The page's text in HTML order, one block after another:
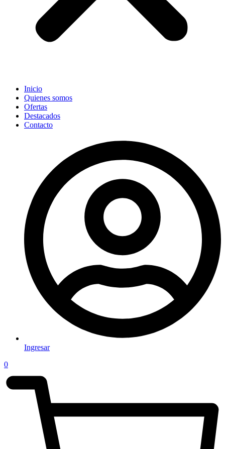
Inicio
Quienes somos
Ofertas
Destacados
Contacto
Ingresar
0